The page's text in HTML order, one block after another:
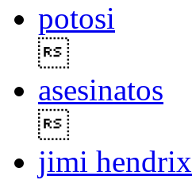
potosi
asesinatos
jimi hendrix